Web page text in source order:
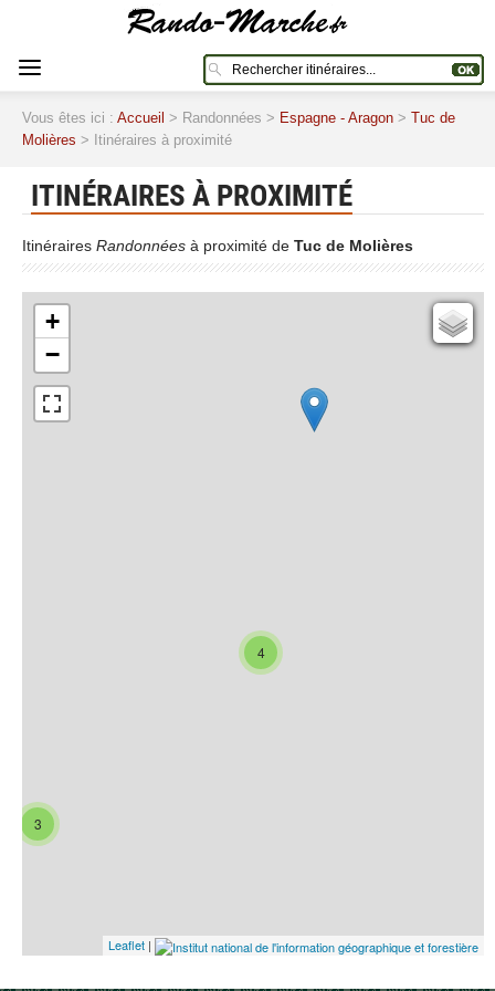
Vous êtes ici : Accueil > Randonnées > Espagne - Aragon > Tuc de
Molières > Itinéraires à proximité
ITINÉRAIRES À PROXIMITÉ
Itinéraires Randonnées à proximité de Tuc de Molières
3
4
+
−
ESRI Word Imagery
Leaflet |